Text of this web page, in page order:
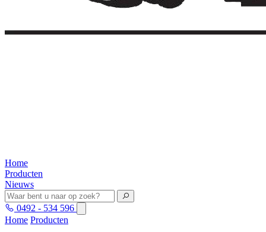
Home
Producten
Nieuws
0492 - 534 596
Home Producten